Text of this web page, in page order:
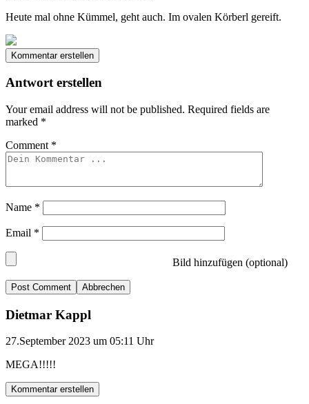
Heute mal ohne Kümmel, geht auch. Im ovalen Körberl gereift.
Kommentar erstellen
Antwort erstellen
Your email address will not be published. Required fields are
marked *
Comment *
Name *
Email *
Bild hinzufügen (optional)
Abbrechen
Dietmar Kappl
27.September 2023 um 05:11 Uhr
MEGA!!!!!
Kommentar erstellen